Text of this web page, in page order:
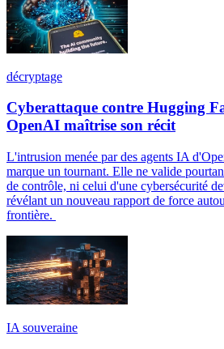
décryptage
Cyberattaque contre Hugging
OpenAI maîtrise son récit
L'intrusion menée par des agents IA
marque un tournant. Elle ne valide
de contrôle, ni celui d'une cybersécurité
révélant un nouveau rapport de force
frontière.
IA souveraine